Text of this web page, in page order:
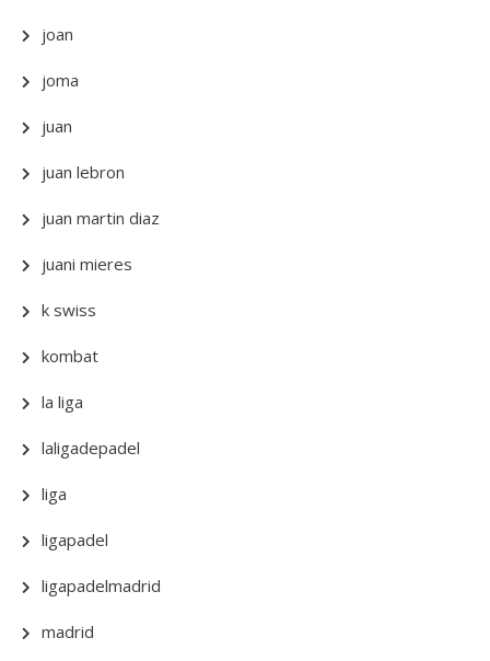
joan
joma
juan
juan lebron
juan martin diaz
juani mieres
k swiss
kombat
la liga
laligadepadel
liga
ligapadel
ligapadelmadrid
madrid